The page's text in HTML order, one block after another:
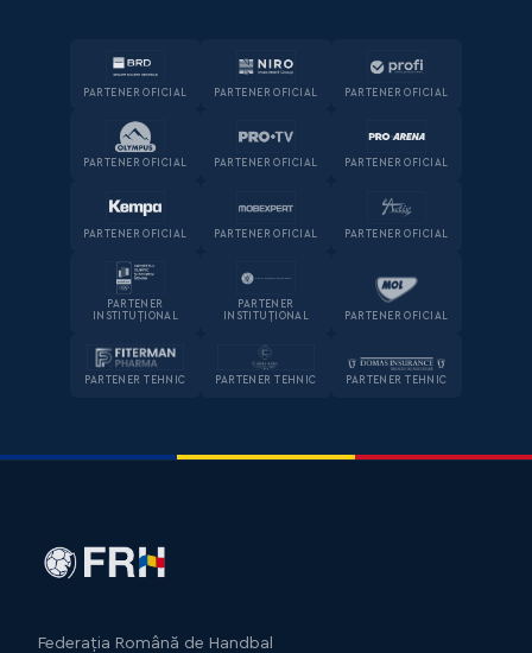
PARTENER OFICIAL PARTENER OFICIAL PARTENER OFICIAL
PARTENER OFICIAL PARTENER OFICIAL PARTENER OFICIAL
PARTENER OFICIAL PARTENER OFICIAL PARTENER OFICIAL
PARTENER
INSTITUȚIONAL
PARTENER
INSTITUȚIONAL
PARTENER OFICIAL
PARTENER TEHNIC PARTENER TEHNIC PARTENER TEHNIC
Federația Română de Handbal